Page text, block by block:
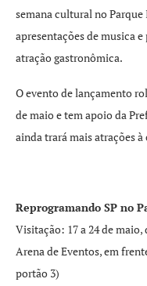
semana cultural no
apresentações de musica
atração gastronômica.
O evento de lançamento
de maio e tem apoio da
ainda trará mais atrações à
Reprogramando SP no
Visitação: 17 a 24 de maio,
Arena de Eventos, em
portão 3)